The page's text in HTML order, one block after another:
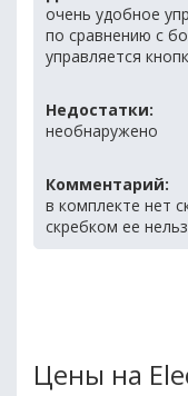
очень удобное
по сравнению с
управляется
Недостатки:
необнаружено
Комментарий:
в комплекте нет
скребком ее
Цены на